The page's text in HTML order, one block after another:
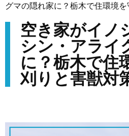
グマの隠れ家に？栃木で住環境
空き家がイノ
シン・アライ
に？栃木で住
刈りと害獣対